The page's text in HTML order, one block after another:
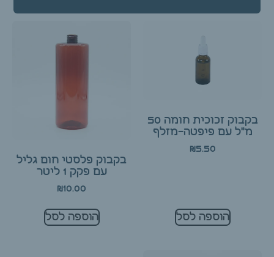
בקבוק זכוכית חומה 50
מ"ל עם פיפטה-מזלף
₪5.50
הוספה לסל
בקבוק פלסטי חום גליל
עם פקק 1 ליטר
₪10.00
הוספה לסל